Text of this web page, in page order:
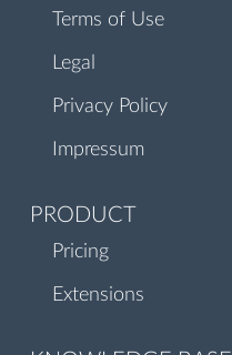
Terms of Use
Legal
Privacy Policy
Impressum
PRODUCT
Pricing
Extensions